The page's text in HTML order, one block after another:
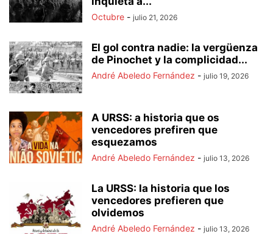
Octubre - julio 21, 2026
El gol contra nadie: la vergüenza
de Pinochet y la complicidad...
André Abeledo Fernández - julio 19, 2026
A URSS: a historia que os
vencedores prefiren que
esquezamos
André Abeledo Fernández - julio 13, 2026
La URSS: la historia que los
vencedores prefieren que
olvidemos
André Abeledo Fernández - julio 13, 2026